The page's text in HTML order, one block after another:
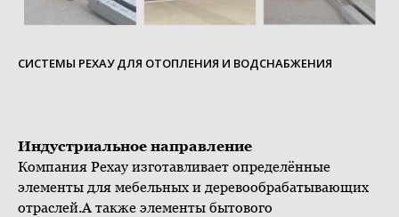
СИСТЕМЫ РЕХАУ ДЛЯ ОТОПЛЕНИЯ И ВОДСНАБЖЕНИЯ
Индустриальное направление
Компания Рехау изготавливает определённые
элементы для мебельных и деревообрабатывающих
отраслей.А также элементы бытового